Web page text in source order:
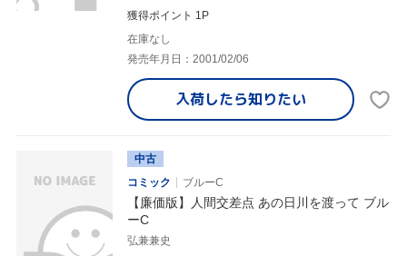
獲得ポイント 1P
在庫なし
発売年月日：2001/02/06
入荷したら知りたい
中古
コミック
ブルーC
【廉価版】人間交差点 あの日川を渡って ブル
ーC
弘兼兼史